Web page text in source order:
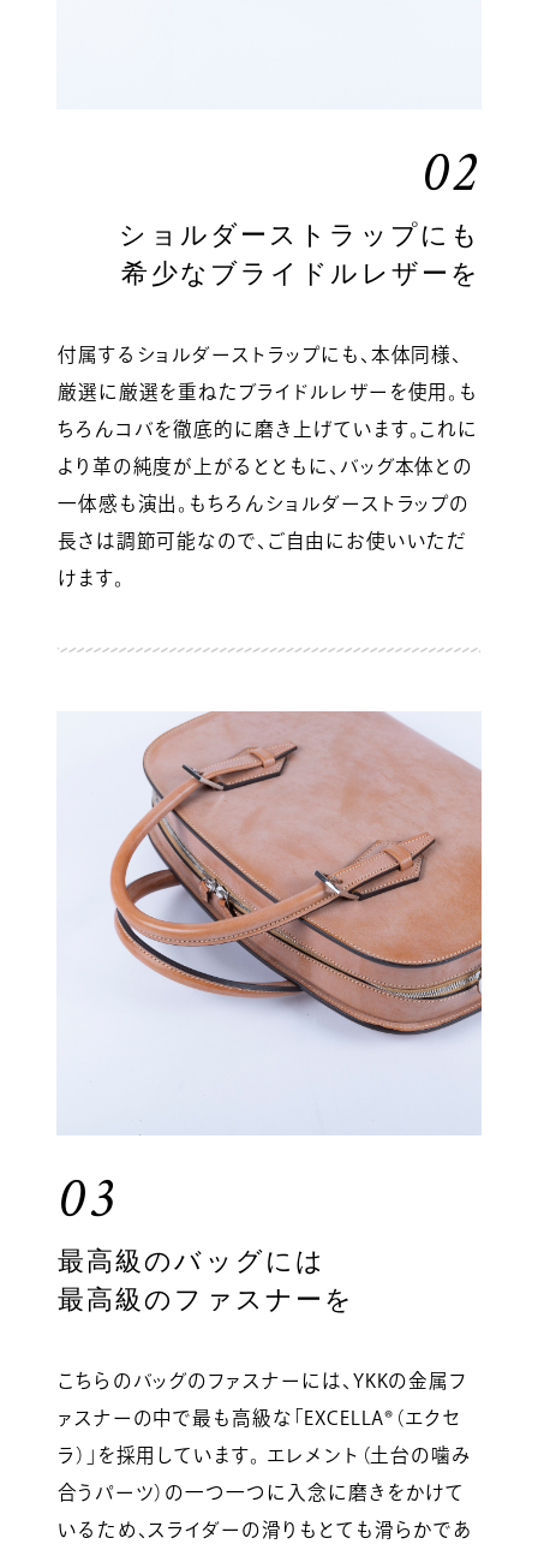
02
ショルダーストラップにも
希少なブライドルレザーを
付属するショルダーストラップにも、本体同様、
厳選に厳選を重ねたブライドルレザーを使用。も
ちろんコバを徹底的に磨き上げています。これに
より革の純度が上がるとともに、バッグ本体との
一体感も演出。もちろんショルダーストラップの
長さは調節可能なので、ご自由にお使いいただ
けます。
03
最高級のバッグには
最高級のファスナーを
こちらのバッグのファスナーには、YKKの金属フ
ァスナーの中で最も高級な「EXCELLA®（エクセ
ラ）」を採用しています。 エレメント（土台の噛み
合うパーツ）の一つ一つに入念に磨きをかけて
いるため、スライダーの滑りもとても滑らかであ